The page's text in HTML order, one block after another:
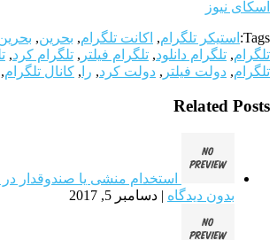
اسکای نیوز
Tags: استیکر تلگرام, اکانت تلگرام, بحرین,
تلگرام, تلگرام دانلود, تلگرام فیلتر , تلگرام کرد,
تلگرام, دولت فیلتر , دولت کرد, را , کانال تلگرام,
Related Posts
استخدام منشی یا صندوقدار در
بدون دیدگاه | دسامبر 5, 2017